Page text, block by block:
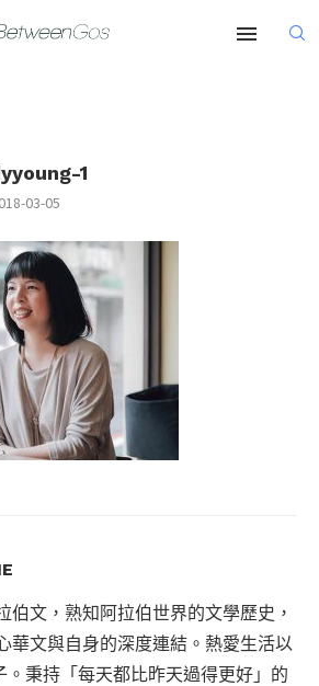
1
03-05
伯文，熟知阿拉伯世界的文學歷史，
華文與自身的深度連結。熱愛生活以
。秉持「每天都比昨天過得更好」的